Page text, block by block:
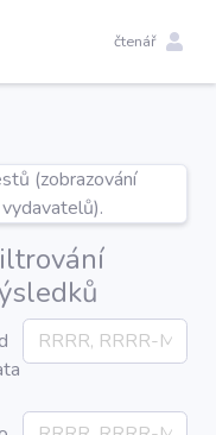
čtenář
(zobrazování